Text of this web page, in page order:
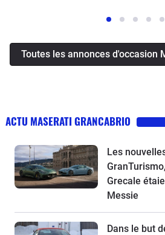
Toutes les annonces d'occasion
ACTU MASERATI GRANCABRIO
Les
Grecale
Messie
Dans le but